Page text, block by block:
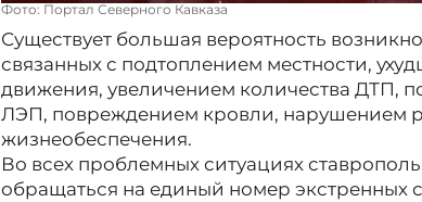
Фото: Портал Северного Кавказа
Существует большая вероятность
связанных с подтоплением местности,
движения, увеличением количества ДТП,
ЛЭП, повреждением кровли, нарушением
жизнеобеспечения.
Во всех проблемных ситуациях
обращаться на единый номер экстренных